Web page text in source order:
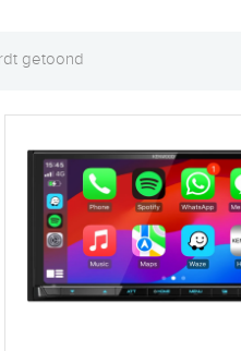
getoond